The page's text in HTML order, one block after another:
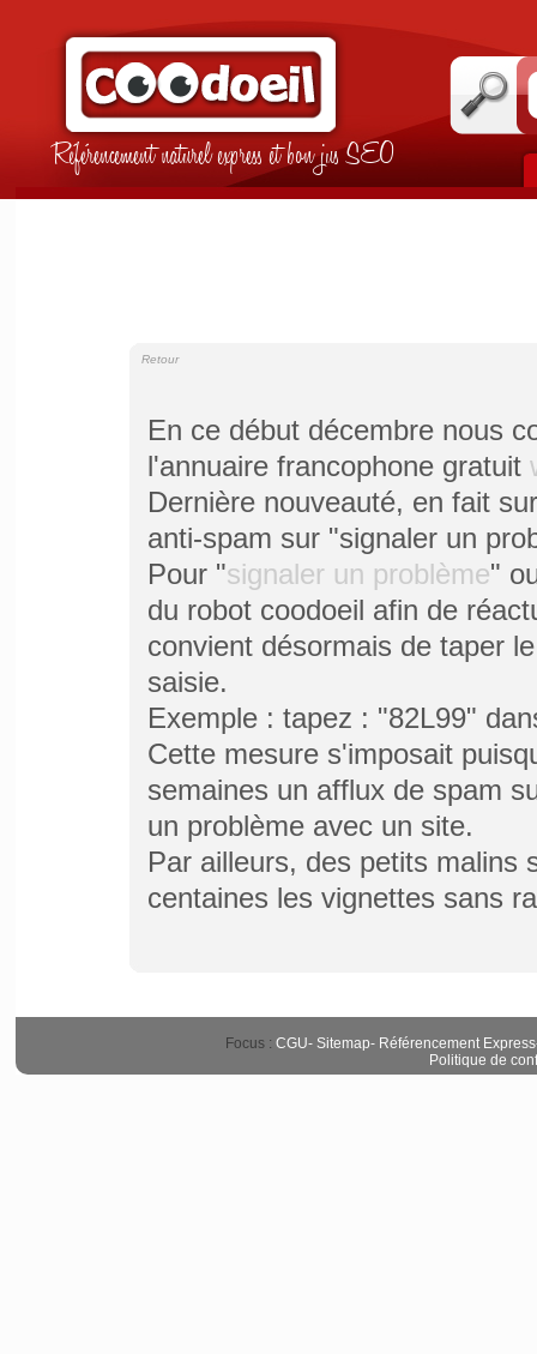
Référencement naturel express et bon jus SEO
Retour
En ce début décembre nous
l'annuaire francophone gratuit
Dernière nouveauté, en fait
anti-spam sur "signaler un
Pour "signaler un problème"
du robot coodoeil afin de
convient désormais de taper
saisie.
Exemple : tapez : "82L99"
Cette mesure s'imposait
semaines un afflux de spam
un problème avec un site.
Par ailleurs, des petits malins
centaines les vignettes sans
Focus : CGU- Sitemap- Référencement Express
Politique de